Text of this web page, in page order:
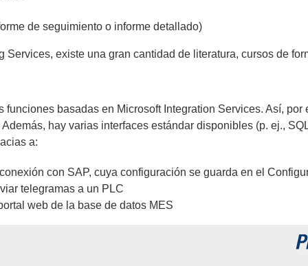
de seguimiento o informe detallado)
existe una gran cantidad de literatura, cursos de
basadas en Microsoft Integration Services. Así,
hay varias interfaces estándar disponibles (p. ej.,
a:
con SAP, cuya configuración se guarda en el
telegramas a un PLC
web de la base de datos MES